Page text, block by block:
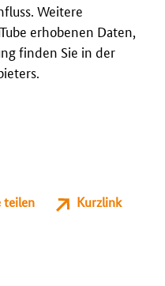
Weitere
erhobenen Daten,
finden Sie in der
teilen Kurzlink